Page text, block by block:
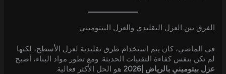
الفرق بين العزل التقليدي والعزل البيتوميني
في الماضي، كان يتم استخدام طرق تقليدية لعزل الأسطح، لكنها
لم تكن بنفس كفاءة التقنيات الحديثة. ومع تطور مواد البناء، أصبح
عزل بيتوميني بالرياض |2026
هو الحل الأكثر فعالية.